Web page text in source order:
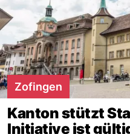
Zofingen
Kanton stützt
Initiative ist